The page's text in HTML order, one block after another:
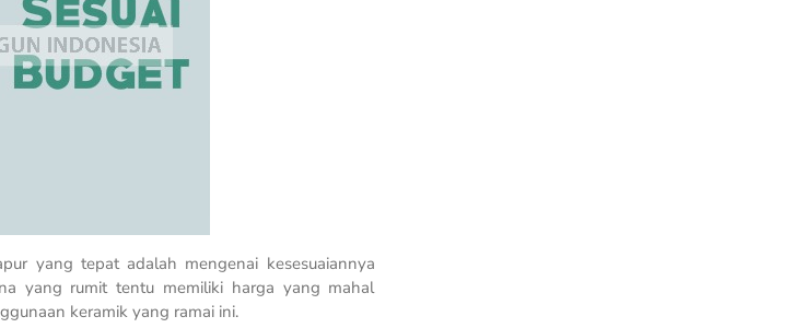
yang tepat adalah mengenai kesesuaiannya
yang rumit tentu memiliki harga yang mahal
keramik yang ramai ini.